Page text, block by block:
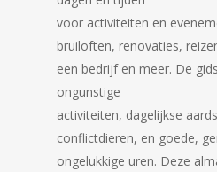
voor activiteiten en
bruiloften, renovaties,
een bedrijf en meer. De
ongunstige
activiteiten, dagelijkse
conflictdieren, en goede,
ongelukkige uren. Deze